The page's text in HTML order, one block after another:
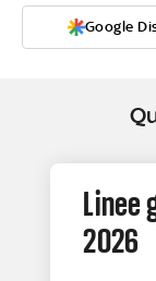
Google
Linee
2026